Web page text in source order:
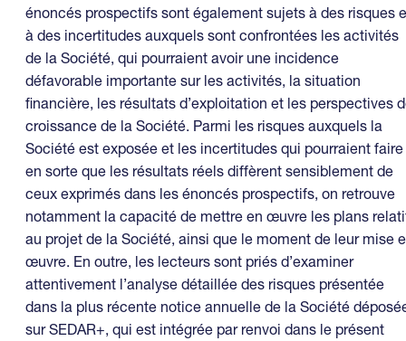
énoncés prospectifs sont également sujets à des risques
à des incertitudes auxquels sont confrontées les activités
de la Société, qui pourraient avoir une incidence
défavorable importante sur les activités, la situation
financière, les résultats d’exploitation et les perspectives
croissance de la Société. Parmi les risques auxquels la
Société est exposée et les incertitudes qui pourraient faire
en sorte que les résultats réels diffèrent sensiblement de
ceux exprimés dans les énoncés prospectifs, on retrouve
notamment la capacité de mettre en œuvre les plans
au projet de la Société, ainsi que le moment de leur mise
œuvre. En outre, les lecteurs sont priés d’examiner
attentivement l’analyse détaillée des risques présentée
dans la plus récente notice annuelle de la Société
sur SEDAR+, qui est intégrée par renvoi dans le présent